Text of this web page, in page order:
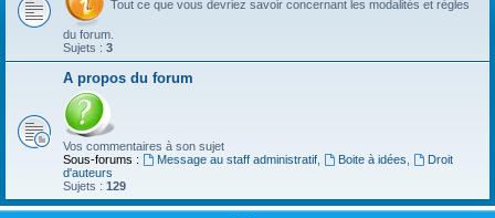
Tout ce que vous devriez savoir concernant les modalités et règles
du forum.
Sujets : 3
A propos du forum
Vos commentaires à son sujet
Sous-forums :
Message au staff administratif, Boite à idées
Droit
d'auteurs
Sujets : 129